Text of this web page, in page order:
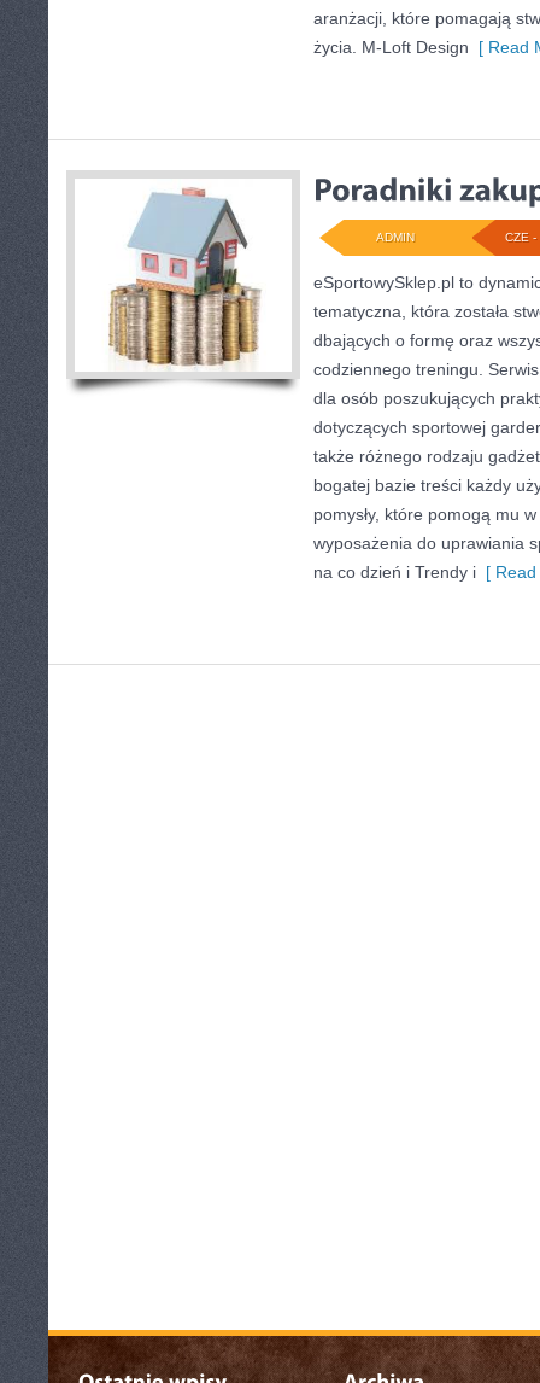
aranżacji, które pomagają
życia. M-Loft Design [ Read
CZE -
ADMIN
eSportowySklep.pl to
tematyczna, która została
dbających o formę oraz
codziennego treningu.
dla osób poszukujących
dotyczących sportowej
także różnego rodzaju
bogatej bazie treści każdy
pomysły, które pomogą mu
wyposażenia do uprawiania
na co dzień i Trendy i [